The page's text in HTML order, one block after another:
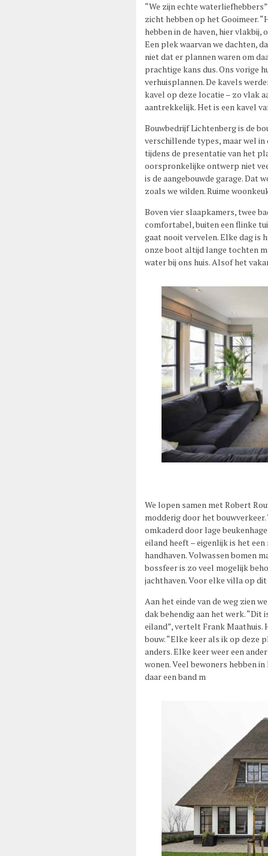
“We zijn echte
zicht hebben op het Gooimeer.
hebben in de haven, hier
Een plek waarvan we dachten,
niet dat er plannen waren om
prachtige kans dus. Ons vorige
verhuisplannen. De kavels
kavel op deze locatie – zo vlak
aantrekkelijk. Het is een kavel
Bouwbedrijf Lichtenberg is de
verschillende types, maar wel
tijdens de presentatie van het
oorspronkelijke ontwerp niet
is de aangebouwde garage. Dat
zoals we wilden. Ruime
Boven vier slaapkamers, twee
comfortabel, buiten een flinke
gaat nooit vervelen. Elke dag is
onze boot altijd lange tochten
water bij ons huis. Alsof het
We lopen samen met Robert
modderig door het
omkaderd door lage
eiland heeft – eigenlijk is het
handhaven. Volwassen bomen
bossfeer is zo veel mogelijk
jachthaven. Voor elke villa op
Aan het einde van de weg zien
dak behendig aan het werk. “Dit
eiland”, vertelt Frank Maathuis.
bouw. “Elke keer als ik op deze
anders. Elke keer weer een
wonen. Veel bewoners hebben
daar een band m